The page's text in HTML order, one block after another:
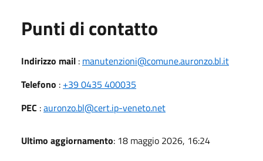
Punti di contatto
Indirizzo mail : manutenzioni@comune.auronzo.bl.it
Telefono : +39 0435 400035
PEC :auronzo.bl@cert.ip-veneto.net
Ultimo aggiornamento: 18 maggio 2026, 16:24